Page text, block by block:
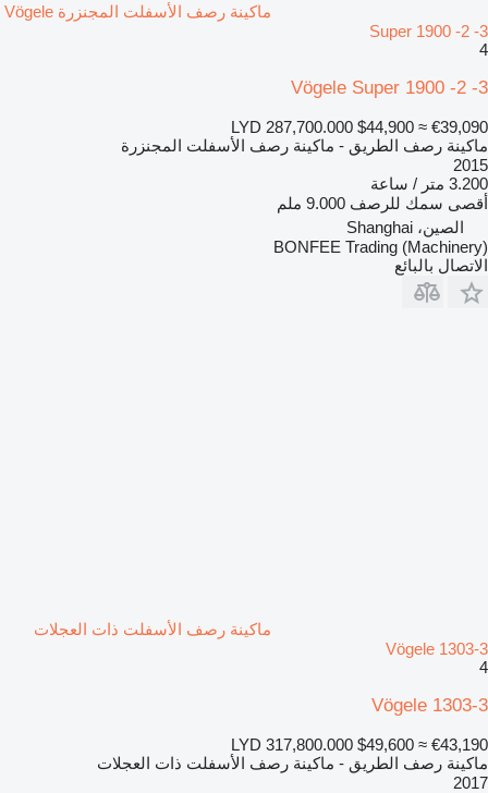
ماكينة رصف الأسفلت المجنزرة Vögele
Super 1900 -2 -3
4
Vögele Super 1900 -2 -3
LYD 287,700.000 $44,900 ≈ €39,090
ماكينة رصف الطريق - ماكينة رصف الأسفلت المجنزرة
2015
3.200 متر / ساعة
أقصى سمك للرصف 9.000 ملم
الصين، Shanghai
BONFEE Trading (Machinery)
الاتصال بالبائع
ماكينة رصف الأسفلت ذات العجلات
Vögele 1303-3
4
Vögele 1303-3
LYD 317,800.000 $49,600 ≈ €43,190
ماكينة رصف الطريق - ماكينة رصف الأسفلت ذات العجلات
2017